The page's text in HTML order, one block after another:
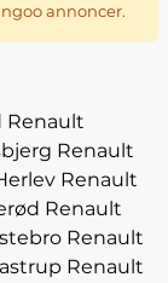
annoncer.
Renault
Renault
Renault
Renault
Renault
Renault